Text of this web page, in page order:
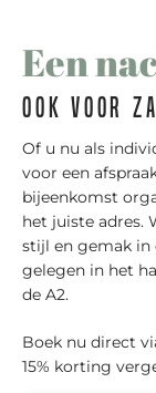
Een
Ook voor
Of u nu als
voor een
bijeenkomst
het juiste adres.
stijl en gemak in
gelegen in het
de A2.
Boek nu direct
15% korting